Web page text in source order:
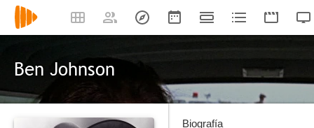
Ben Johnson
Biografía